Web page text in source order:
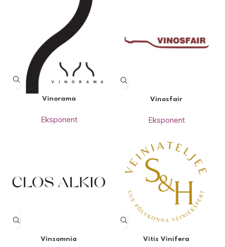
Vinorama
Eksponent
Vinosfair
Eksponent
Vinsomnia Vitis Vinifera